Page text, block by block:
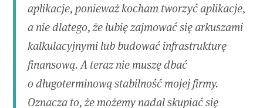
aplikacje, ponieważ kocham tworzyć aplikacje,
a nie dlatego, że lubię zajmować się arkuszami
kalkulacyjnymi lub budować infrastrukturę
finansową. A teraz nie muszę dbać
o długoterminową stabilność mojej firmy.
Oznacza to, że możemy nadal skupiać się